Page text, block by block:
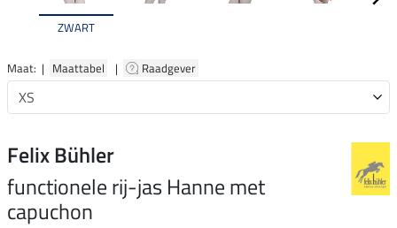
ZWART
Maat: | Maattabel | Raadgever
Felix Bühler
functionele rij-jas Hanne met
capuchon